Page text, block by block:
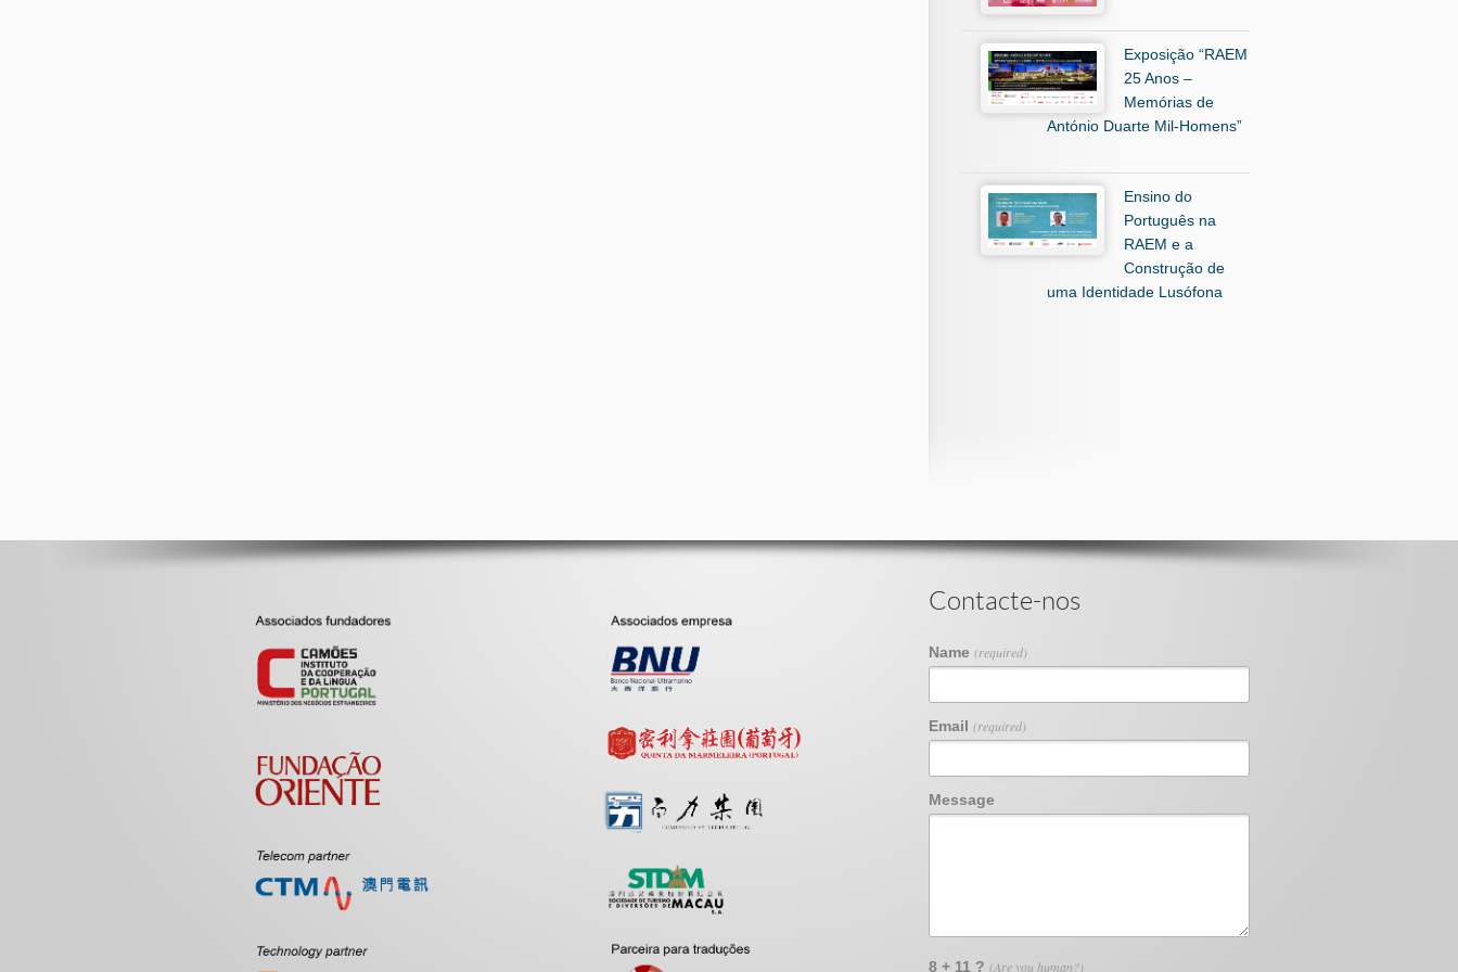
Exposição “RAEM
25 Anos –
Memórias de
António Duarte Mil-Homens”
Ensino do
Português na
RAEM e a
Construção de
uma Identidade Lusófona
Contacte-nos
Name (required)
Email (required)
Message
8 + 11 ? (Are you human?)